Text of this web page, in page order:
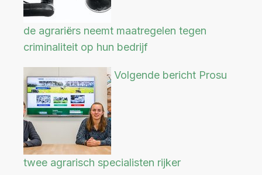
de agrariërs neemt maatregelen tegen
criminaliteit op hun bedrijf
Volgende bericht Prosu
twee agrarisch specialisten rijker